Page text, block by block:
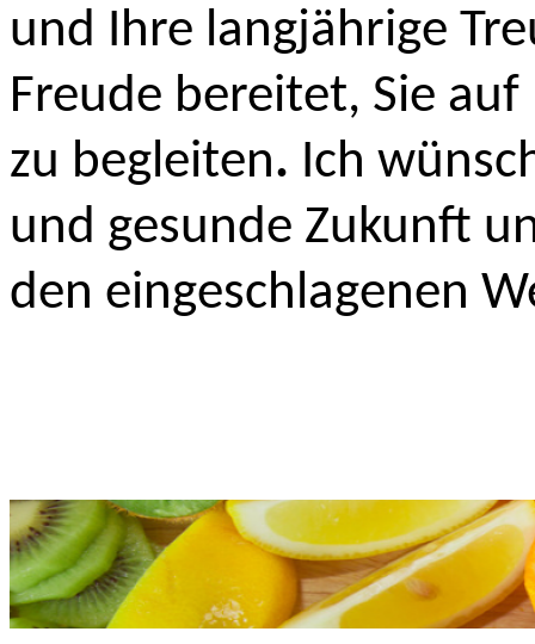
und Ihre langjährige
Freude bereitet, Sie auf
zu begleiten. Ich
und gesunde Zukunft
den eingeschlagenen